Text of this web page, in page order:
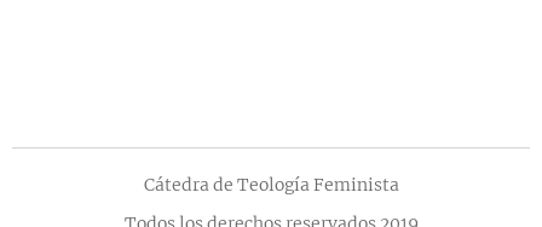
Cátedra de Teología Feminista